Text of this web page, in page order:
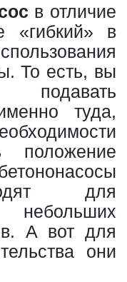
в отличие
«гибкий» в
То есть, вы
подавать
туда,
для
А вот для
они